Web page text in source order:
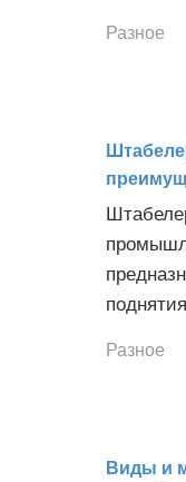
Разное
Разное
Виды и